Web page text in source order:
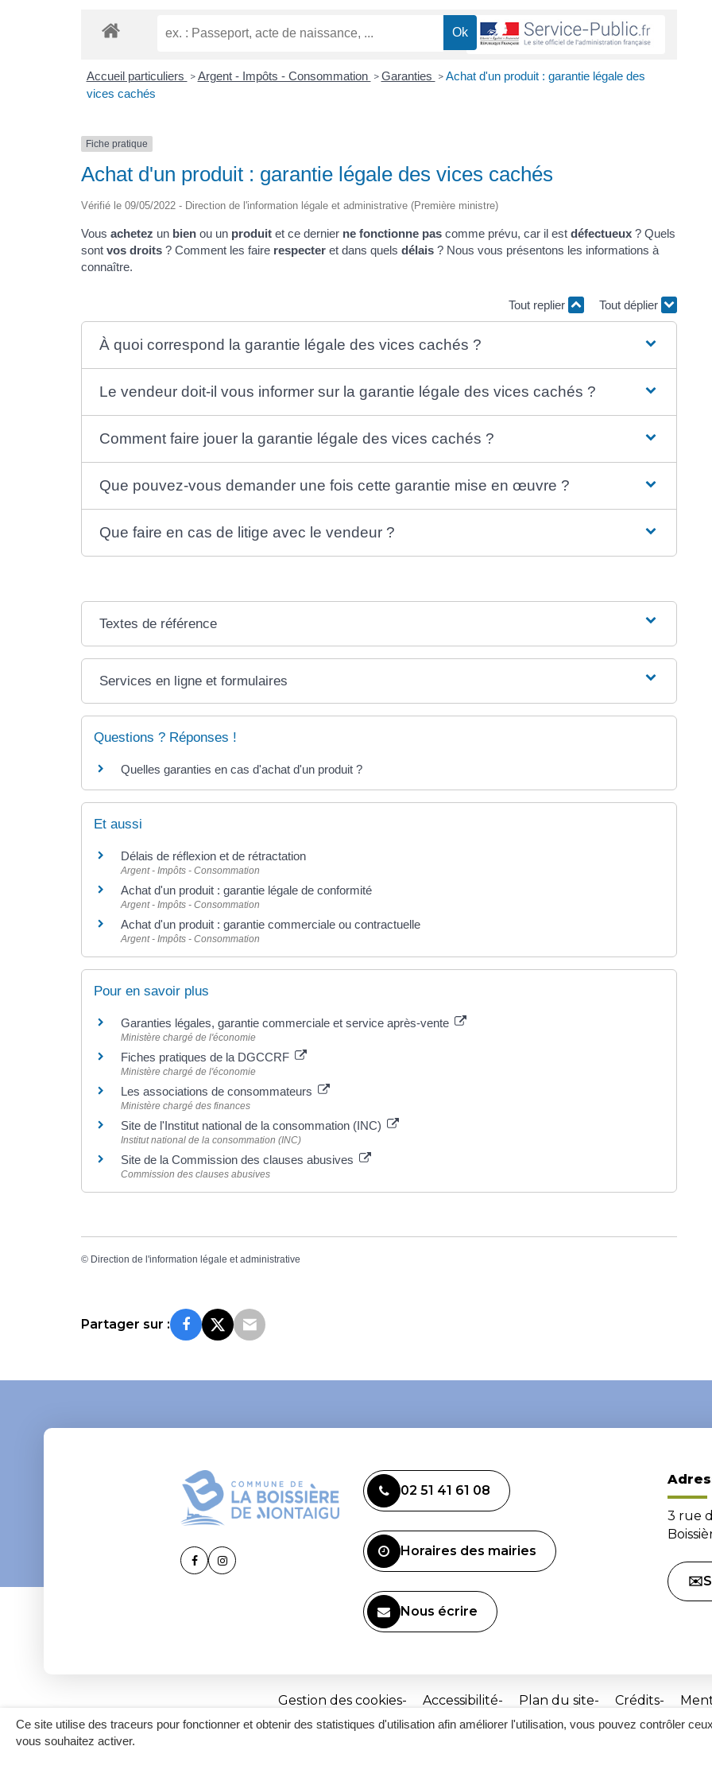
Ce site utilise des traceurs pour fonctionner et obtenir des statistiques d'utilisation afin améliorer l'utilisation, vous pouvez contrôler
vous souhaitez activer.
Accueil particuliers > Argent - Impôts - Consommation > Garanties > Achat d'un produit : garantie légale des
vices cachés
Fiche pratique
Achat d'un produit : garantie légale des vices cachés
Vérifié le 09/05/2022 - Direction de l'information légale et administrative (Première ministre)
Vous achetez un bien ou un produit et ce dernier ne fonctionne pas comme prévu, car il est défectueux ? Quels
sont vos droits ? Comment les faire respecter et dans quels délais ? Nous vous présentons les informations à
connaître.
Tout replier Tout déplier
À quoi correspond la garantie légale des vices cachés ?
Le vendeur doit-il vous informer sur la garantie légale des vices cachés ?
Comment faire jouer la garantie légale des vices cachés ?
Que pouvez-vous demander une fois cette garantie mise en œuvre ?
Que faire en cas de litige avec le vendeur ?
Textes de référence
Services en ligne et formulaires
Questions ? Réponses !
Quelles garanties en cas d'achat d'un produit ?
Et aussi
Délais de réflexion et de rétractation
Argent - Impôts - Consommation
Achat d'un produit : garantie légale de conformité
Argent - Impôts - Consommation
Achat d'un produit : garantie commerciale ou contractuelle
Argent - Impôts - Consommation
Pour en savoir plus
Garanties légales, garantie commerciale et service après-vente
Ministère chargé de l'économie
Fiches pratiques de la DGCCRF
Ministère chargé de l'économie
Les associations de consommateurs
Ministère chargé des finances
Site de l'Institut national de la consommation (INC)
Institut national de la consommation (INC)
Site de la Commission des clauses abusives
Commission des clauses abusives
© Direction de l'information légale et administrative
Partager sur :
Lien Lien
02 51 41 61 08
Horaires des mairies
Nous écrire
3 rue
Gestion des cookies Accessibilité Plan du site Crédits